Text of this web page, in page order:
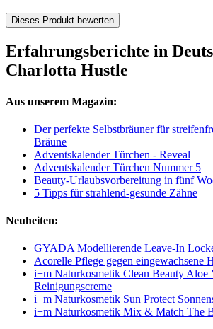
Dieses Produkt bewerten
Erfahrungsberichte in
Charlotta Hustle
Aus unserem Magazin:
Der perfekte Selbstbräuner für
Bräune
Adventskalender Türchen - Reveal
Adventskalender Türchen Nummer 5
Beauty-Urlaubsvorbereitung in fünf
5 Tipps für strahlend-gesunde Zähne
Neuheiten:
GYADA Modellierende Leave-In
Acorelle Pflege gegen eingewachsene
i+m Naturkosmetik Clean Beauty Aloe
Reinigungscreme
i+m Naturkosmetik Sun Protect
i+m Naturkosmetik Mix & Match The